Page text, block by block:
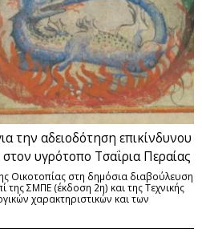
την αδειοδότηση επικίνδυνου
υγρότοπο Τσαΐρια Περαίας
Οικοτοπίας στη δημόσια διαβούλευση
της ΣΜΠΕ (έκδοση 2η) και της Τεχνικής
χαρακτηριστικών και των